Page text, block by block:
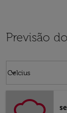
Previsão
Celcius
keyboard_arrow_down